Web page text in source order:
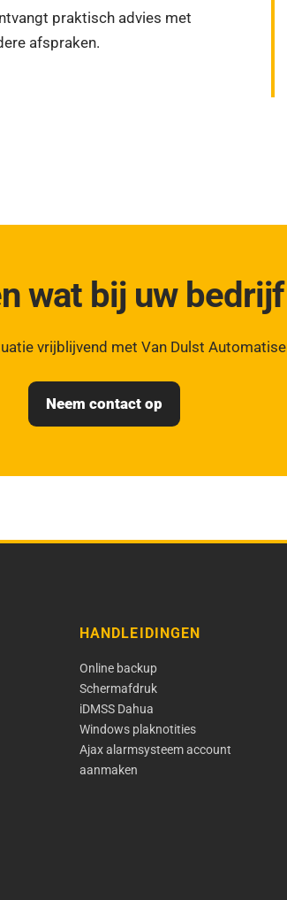
praktisch advies met
afspraken.
wat bij uw
vrijblijvend met Van Dulst
Neem contact op
HANDLEIDINGEN
Online backup
Schermafdruk
iDMSS Dahua
Windows plaknotities
Ajax alarmsysteem account
aanmaken